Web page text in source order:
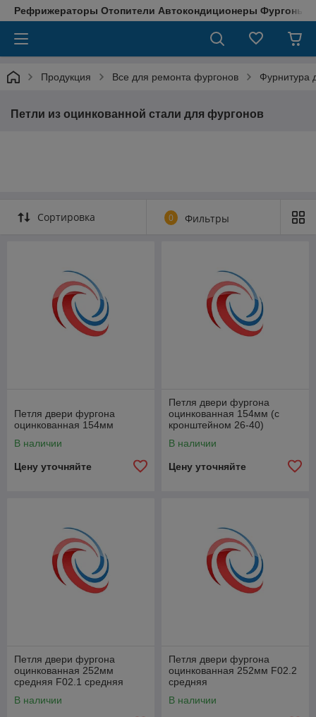
Рефрижераторы Отопители Автокондиционеры Фургоны
Продукция Все для ремонта фургонов Фурнитура
Петли из оцинкованной стали для фургонов
Сортировка 0 Фильтры
Петля двери фургона
оцинкованная 154мм
В наличии
Цену уточняйте
Петля двери фургона
оцинкованная 154мм (с
кронштейном 26-40)
В наличии
Цену уточняйте
Петля двери фургона
оцинкованная 252мм
средняя F02.1 средняя
В наличии
Петля двери фургона
оцинкованная 252мм F02.2
средняя
В наличии